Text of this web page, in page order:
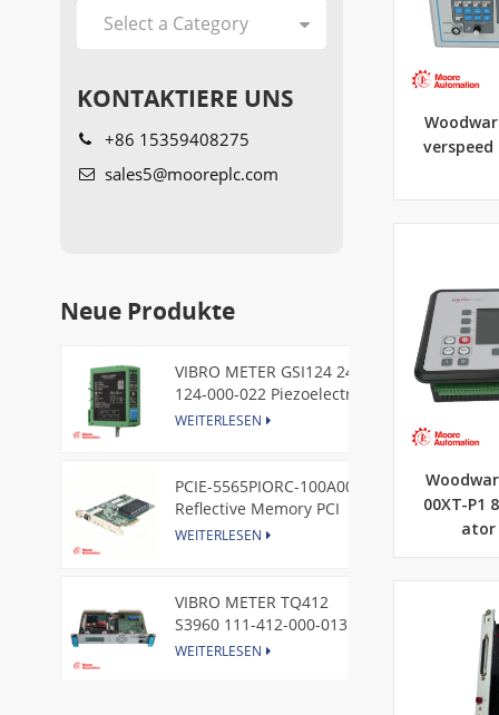
00XT-P1
ator
KONTAKTIERE UNS
+86 15359408275
sales5@mooreplc.com
Neue Produkte
VIBRO METER GSI124 244-
124-000-022 Piezoelectric
Pressure Transducer
WEITERLESEN
PCIE-5565PIORC-100A00
Reflective Memory PCI
Express Node Card /GE
WEITERLESEN
VIBRO METER TQ412
S3960 111-412-000-013
Reverse Mount
WEITERLESEN